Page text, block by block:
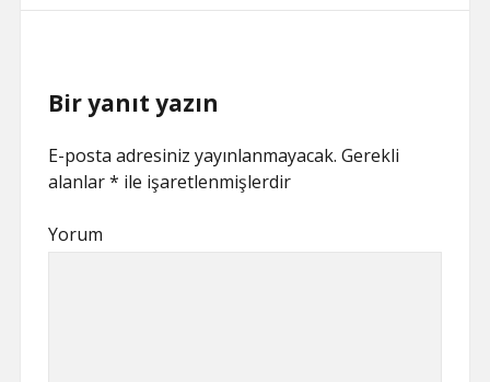
Bir yanıt yazın
E-posta adresiniz yayınlanmayacak. Gerekli
alanlar* ile işaretlenmişlerdir
Yorum